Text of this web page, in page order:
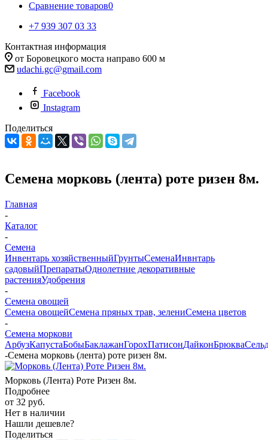
Сравнение товаров0
+7 939 307 03 33
Контактная информация
от Боровецкого моста направо 600 м
udachi.gc@gmail.com
Facebook
Instagram
Поделиться
Семена морковь (лента) роте ризен 8м.
Главная
-
Каталог
-
Семена
Инвентарь хозяйственныйГрунтыСеменаИнвнтарь
садовыйПрепаратыОднолетние декоративные
растенияУдобрения
-
Семена овощей
Семена овощейСемена пряных трав, зелениСемена цветов
-
Семена моркови
АрбузКапустаБобыБаклажанГорохПатисонДайконБрюква
-Семена морковь (лента) роте ризен 8м.
Морковь (Лента) Роте Ризен 8м.
Подробнее
от 32 руб.
Нет в наличии
Нашли дешевле?
Поделиться